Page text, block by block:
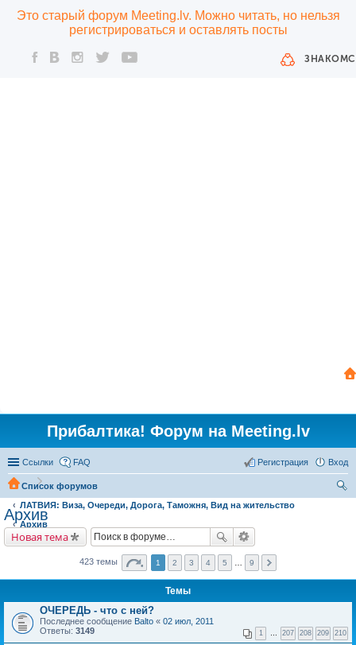
Это старый форум Meeting.lv. Можно читать, но нельзя
регистрироваться и оставлять посты
Прибалтика! Форум на Meeting.lv
Ссылки FAQ Вход
Регистрация
Список форумов
ЛАТВИЯ: Виза, Очереди, Дорога, Таможня, Вид на жительство
Архив
Архив
Новая тема
423 темы 1 2 3 4 5 … 9
Темы
ОЧЕРЕДЬ - что с ней?
Последнее сообщение Balto « 02 июл, 2011
Ответы: 3149 1 … 207 208 209 210